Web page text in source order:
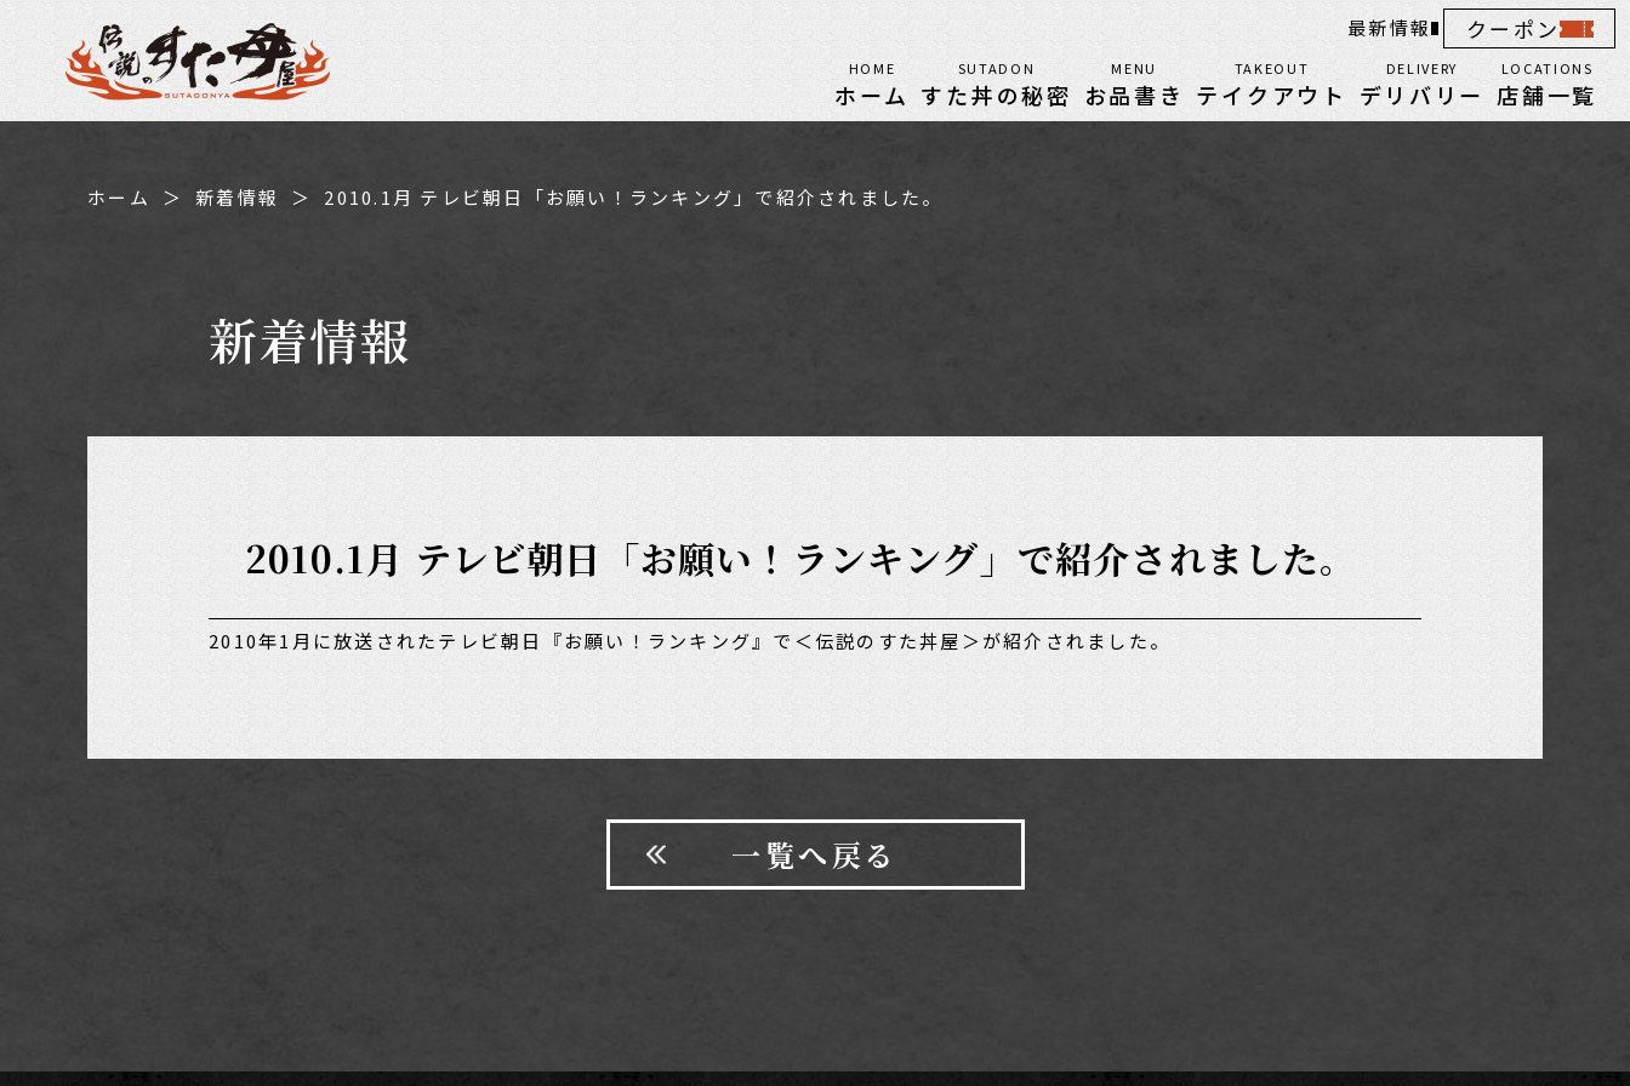
HOME
ホーム
SUTADON
すた丼の秘密
MENU
お品書き
TAKEOUT
テイクアウト
DELIVERY
デリバリー
LOCATIONS
店舗一覧
最新情報 クーポン
ホーム 新着情報 2010.1月 テレビ朝日「お願い！ランキング」で紹介されました。
新着情報
2010.1月 テレビ朝日「お願い！ランキング」で紹介されました。
2010年1月に放送されたテレビ朝日『お願い！ランキング』で＜伝説のすた丼屋＞が紹介されました。
一覧へ戻る